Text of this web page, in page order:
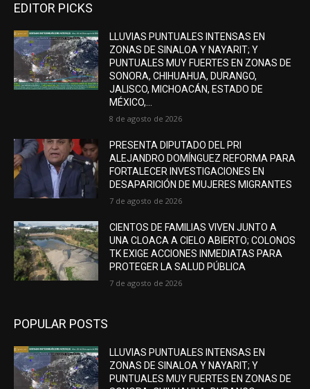
EDITOR PICKS
LLUVIAS PUNTUALES INTENSAS EN
ZONAS DE SINALOA Y NAYARIT; Y
PUNTUALES MUY FUERTES EN ZONAS DE
SONORA, CHIHUAHUA, DURANGO,
JALISCO, MICHOACÁN, ESTADO DE
MÉXICO,...
8 de agosto de 2026
PRESENTA DIPUTADO DEL PRI
ALEJANDRO DOMÍNGUEZ REFORMA PARA
FORTALECER INVESTIGACIONES EN
DESAPARICIÓN DE MUJERES MIGRANTES
7 de agosto de 2026
CIENTOS DE FAMILIAS VIVEN JUNTO A
UNA CLOACA A CIELO ABIERTO; COLONOS
TK EXIGE ACCIONES INMEDIATAS PARA
PROTEGER LA SALUD PÚBLICA
7 de agosto de 2026
POPULAR POSTS
LLUVIAS PUNTUALES INTENSAS EN
ZONAS DE SINALOA Y NAYARIT; Y
PUNTUALES MUY FUERTES EN ZONAS DE